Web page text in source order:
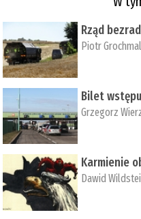
Rząd
Piotr
Bilet
Grzegorz
Karmienie
Dawid